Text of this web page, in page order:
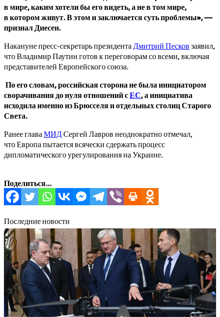
в мире, каким хотели бы его видеть, а не в том мире,
в котором живут. В этом и заключается суть проблемы», —
признал Диесен.
Накануне пресс-секретарь президента Дмитрий Песковзаявил,
что Владимир Паутин готов к переговорам со всеми, включая
представителей Европейского союза.
По его словам, российская сторона не была инициатором
сворачивания до нуля отношений сЕС, а инициатива
исходила именно из Брюсселя и отдельных столиц Старого
Света.
Ранее главаМИДСергей Лавров неоднократно отмечал,
что Европа пытается всячески сдержать процесс
дипломатического урегулирования на Украине.
Поделиться...
Последние новости